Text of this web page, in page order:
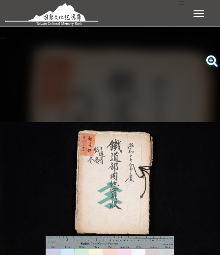
跳到主要內容區塊 展開選單
:::